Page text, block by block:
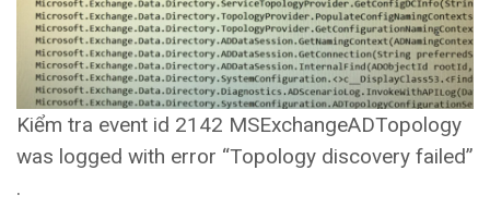
Kiểm tra event id 2142 MSExchangeADTopology
was logged with error “Topology discovery failed”
.